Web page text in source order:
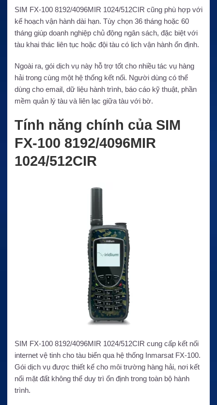
SIM FX-100 8192/4096MIR 1024/512CIR cũng phù hợp với
kế hoạch vận hành dài hạn. Tùy chọn 36 tháng hoặc 60
tháng giúp doanh nghiệp chủ động ngân sách, đặc biệt với
tàu khai thác liên tục hoặc đội tàu có lịch vận hành ổn định.
Ngoài ra, gói dịch vụ này hỗ trợ tốt cho nhiều tác vụ hàng
hải trong cùng một hệ thống kết nối. Người dùng có thể
dùng cho email, dữ liệu hành trình, báo cáo kỹ thuật, phần
mềm quản lý tàu và liên lạc giữa tàu với bờ.
Tính năng chính của SIM
FX-100 8192/4096MIR
1024/512CIR
SIM FX-100 8192/4096MIR 1024/512CIR cung cấp kết nối
internet vệ tinh cho tàu biển qua hệ thống Inmarsat FX-100.
Gói dịch vụ được thiết kế cho môi trường hàng hải, nơi kết
nối mặt đất không thể duy trì ổn định trong toàn bộ hành
trình.